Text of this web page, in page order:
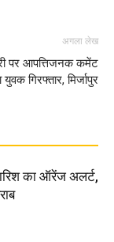
अगला लेख
पर आपत्तिजनक कमेंट
गिरफ्तार, मिर्जापुर
का ऑरेंज अलर्ट,